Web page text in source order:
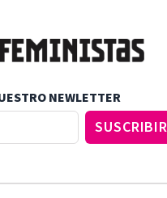
NEWLETTER